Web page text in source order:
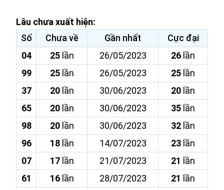
Lâu chưa xuất hiện:
Số
Chưa về Gần nhất
Cực đại
04
25lần 26/05/2023 26 lần
99
25lần 26/05/2023 25 lần
37
20lần 30/06/2023 20 lần
65
20lần 30/06/2023 35 lần
98
20lần 30/06/2023 32 lần
96
18lần 14/07/2023 23 lần
07
17lần 21/07/2023 21 lần
61
16lần 28/07/2023 21 lần